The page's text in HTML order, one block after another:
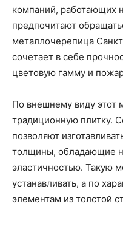
компаний, работающих
предпочитают
металлочерепица
сочетает в себе
цветовую гамму и
По внешнему виду этот
традиционную плитку.
позволяют
толщины, обладающие
эластичностью. Такую
устанавливать, а по
элементам из толстой